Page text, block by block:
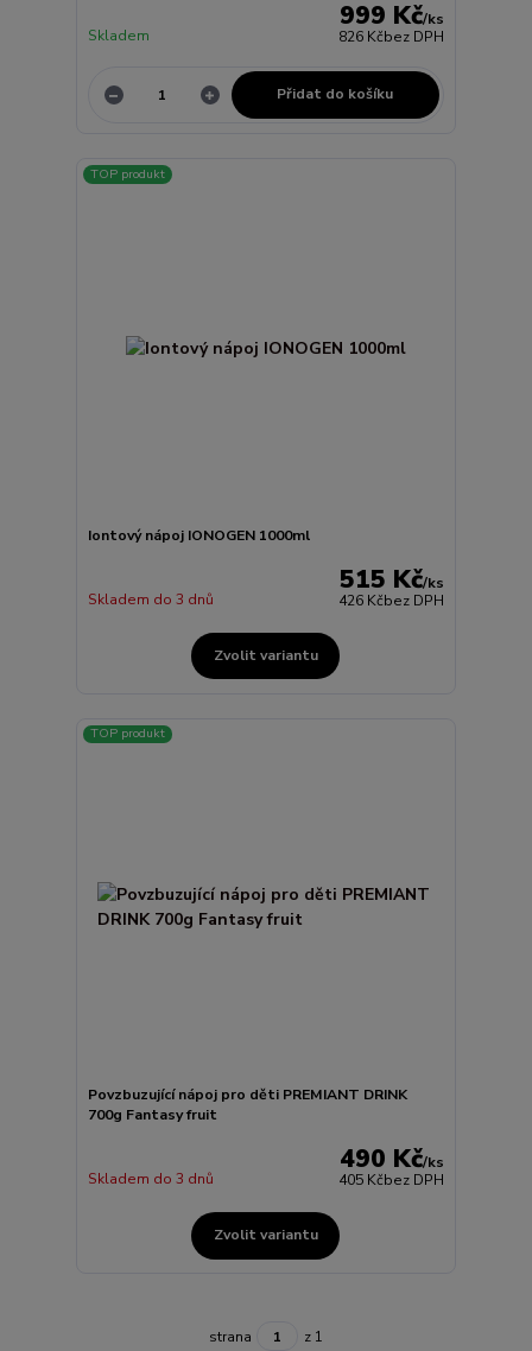
999 Kč/ks
826 Kčbez DPH
Skladem
Přidat do košíku
TOP produkt
Iontový nápoj IONOGEN 1000ml
515 Kč/ks
426 Kčbez DPH
Skladem do 3 dnů
Zvolit variantu
TOP produkt
Povzbuzující nápoj pro děti PREMIANT DRINK
700g Fantasy fruit
490 Kč/ks
405 Kčbez DPH
Skladem do 3 dnů
Zvolit variantu
strana z 1